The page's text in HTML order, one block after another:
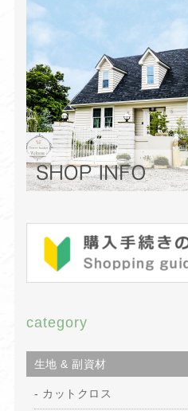
category
生地 & 副資材
カットクロス